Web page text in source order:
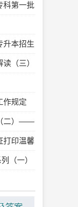
科第一批
升本招生
愿公告
（三）
作规定
二）——
打印温馨
（一）